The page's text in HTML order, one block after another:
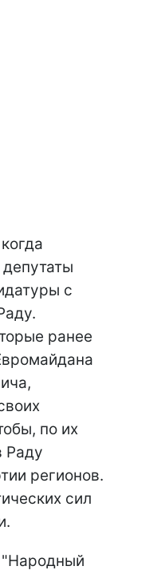
с
ранее
по их
Раду
регионов.
сил
"Народный